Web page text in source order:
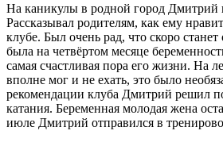
На каникулы в родной город Дмитрий
Рассказывал родителям, как ему
клубе. Был очень рад, что скоро
была на четвёртом месяце
самая счастливая пора его жизни. На
вполне мог и не ехать, это было
рекомендации клуба Дмитрий решил
катания. Беременная молодая жена
июле Дмитрий отправился в